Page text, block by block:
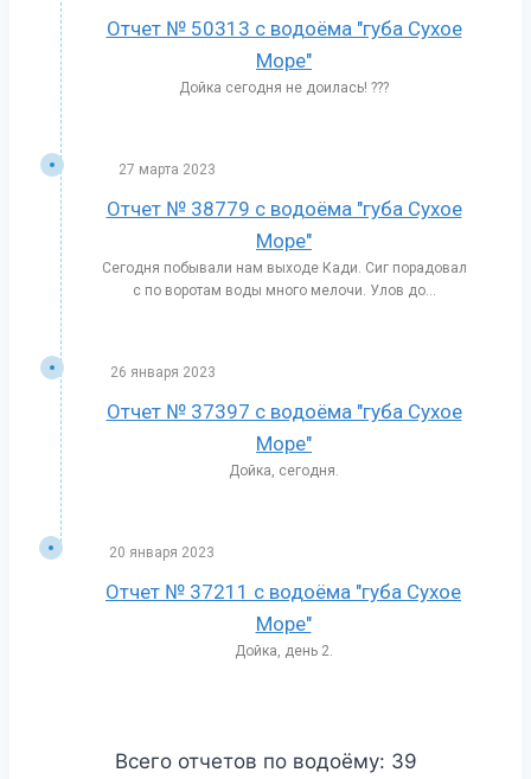
Отчет № 50313 с водоёма "губа Сухое
Море"
Дойка сегодня не доилась! ???
27 марта 2023
Отчет № 38779 с водоёма "губа Сухое
Море"
Сегодня побывали нам выходе Кади. Сиг порадовал
с по воротам воды много мелочи. Улов до...
26 января 2023
Отчет № 37397 с водоёма "губа Сухое
Море"
Дойка, сегодня.
20 января 2023
Отчет № 37211 с водоёма "губа Сухое
Море"
Дойка, день 2.
Всего отчетов по водоёму: 39